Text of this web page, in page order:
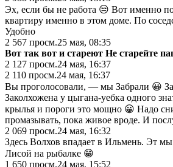
Эх, если бы не работа 😒 Вот именно
квартиру именно в этом доме. По
Удобно
2 567 просм.25 мая, 08:35
Вот так вот и стареют Не старейте
2 127 просм.24 мая, 16:37
2 110 просм.24 мая, 16:37
Вы проголосовали, — мы Забрали 😀
Заколхожена у цыгана-уебка одного
крылья и пороги это мощно 😀 Надо
промазывать, пока живое вроде. И
2 069 просм.24 мая, 16:32
Здесь Волхов впадает в Ильмень. Эт
Лисой на рыбалке 😁
1 650 просм.24 мая, 15:52